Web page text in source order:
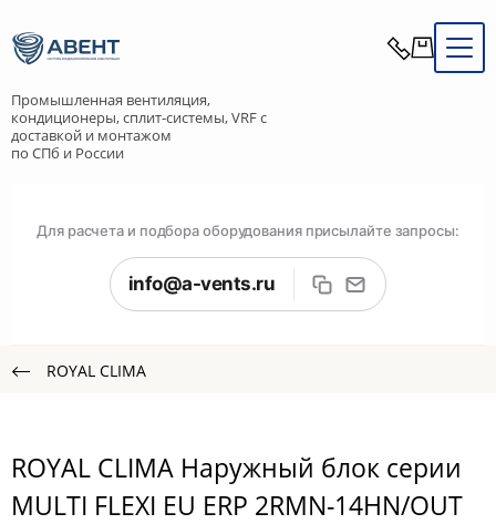
Промышленная вентиляция,
кондиционеры, сплит-системы, VRF с
доставкой и монтажом
по СПб и России
Для расчета и подбора оборудования присылайте запросы:
info@a-vents.ru
ROYAL CLIMA
ROYAL CLIMA Наружный блок серии
MULTI FLEXI EU ERP 2RMN-14HN/OUT